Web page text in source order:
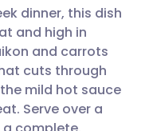
🇸🇪 Svenska
dinner, this dish
and high in
and carrots
cuts through
mild hot sauce
Serve over a